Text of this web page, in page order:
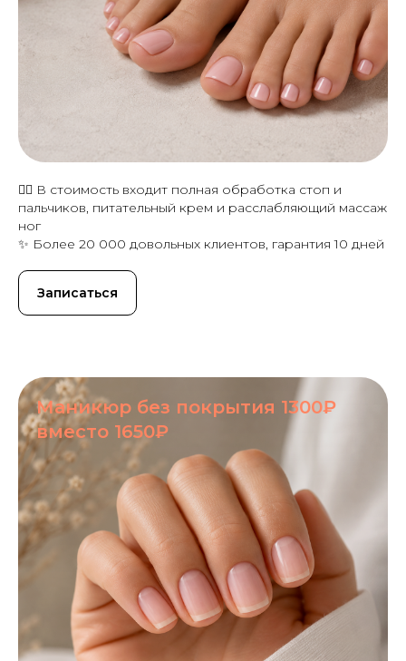
💆‍♀️ В стоимость входит полная обработка стоп и
пальчиков, питательный крем и расслабляющий массаж
ног
✨ Более 20 000 довольных клиентов, гарантия 10 дней
Записаться
Маникюр без покрытия 1300₽
вместо 1650₽